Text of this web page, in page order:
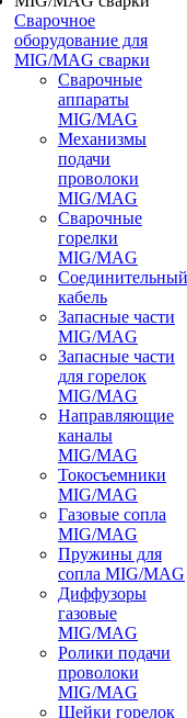
Сварочное
оборудование для
MIG/MAG сварки
Сварочные
аппараты
MIG/MAG
Механизмы
подачи
проволоки
MIG/MAG
Сварочные
горелки
MIG/MAG
Соединительный
кабель
Запасные части
MIG/MAG
Запасные части
для горелок
MIG/MAG
Направляющие
каналы
MIG/MAG
Токосъемники
MIG/MAG
Газовые сопла
MIG/MAG
Пружины для
сопла MIG/MAG
Диффузоры
газовые
MIG/MAG
Ролики подачи
проволоки
MIG/MAG
Шейки горелок